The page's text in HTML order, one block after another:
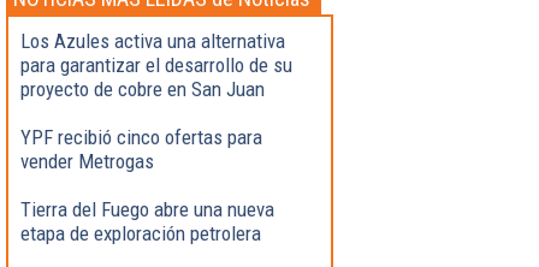
Destacadas
Los Azules activa una alternativa
para garantizar el desarrollo de su
proyecto de cobre en San Juan
YPF recibió cinco ofertas para
vender Metrogas
Tierra del Fuego abre una nueva
etapa de exploración petrolera